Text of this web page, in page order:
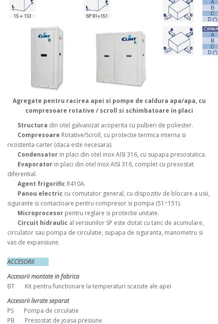
Agregate pentru racirea apei si pompe de caldura apa/apa, cu
compresoare rotative / scroll si schimbatoare in placi
Structura din otel galvanizat acoperita cu pulberi de poliester.
Compresoare Rotative/Scroll, cu protectie termica interna si
rezistenta carter (daca este necesara).
Condensator in placi din otel inox AISI 316, cu supapa presostatica.
Evaporator in placi din otel inox AISI 316, complet cu presostat
diferential.
Agent frigorific R410A.
Panou electric cu comutator general, cu dispozitiv de blocare a usii,
sigurante si contactoare pentru compresor si pompa (51÷151).
Microprocesor pentru reglare si protectie unitate.
Circuit hidraulic al versiunilor SP este dotat cu tanc de acumulare,
circulator sau pompa de circulatie, supapa de siguranta, manometru si
vas de expansiune.
ACCESORII
Accesorii montate in fabrica
BT Kit pentru functionare la temperaturi scazute ale apei
Accesorii livrate separat
PS Pompa de circulatie
PB Presostat de joasa presiune